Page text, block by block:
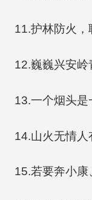
11.护林防火，
12.巍巍兴安岭
13.一个烟头是
14.山火无情人
15.若要奔小康